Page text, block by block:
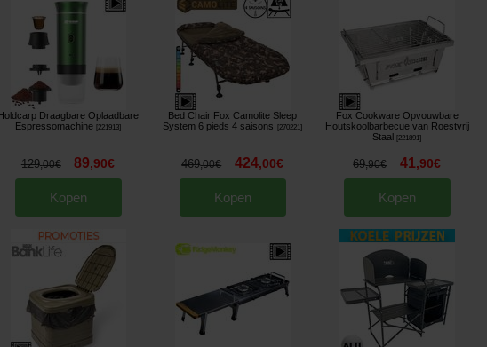
Draagbare Oplaadbare
Espressomachine [221913]
129,00€ 89,90€
Kopen
Bed Chair Fox Camolite Sleep
System 6 pieds 4 saisons
270221]
469,00€ 424,00€
Kopen
Fox Cookware Opvouwbare
Houtskoolbarbecue van Roestvrij
Staal [221891]
69,90€ 41,90€
Kopen